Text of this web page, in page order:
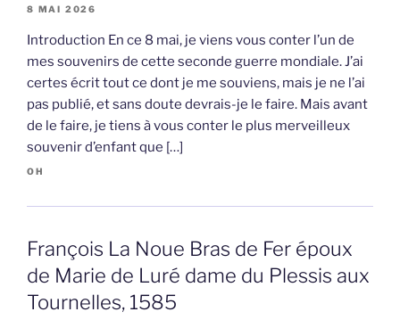
8 MAI 2026
Introduction En ce 8 mai, je viens vous conter l’un de
mes souvenirs de cette seconde guerre mondiale. J’ai
certes écrit tout ce dont je me souviens, mais je ne l’ai
pas publié, et sans doute devrais-je le faire. Mais avant
de le faire, je tiens à vous conter le plus merveilleux
souvenir d’enfant que […]
OH
François La Noue Bras de Fer époux
de Marie de Luré dame du Plessis aux
Tournelles, 1585